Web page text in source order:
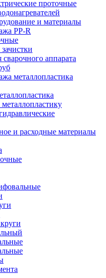
проточные
и материалы
PP-R
сварочного аппарата
металлопластика
и расходные материалы